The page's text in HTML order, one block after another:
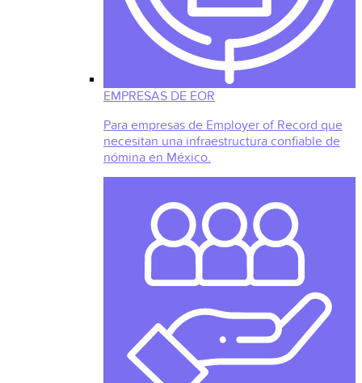
EMPRESAS DE EOR
Para empresas de Employer of Record que
necesitan una infraestructura confiable de
nómina en México.